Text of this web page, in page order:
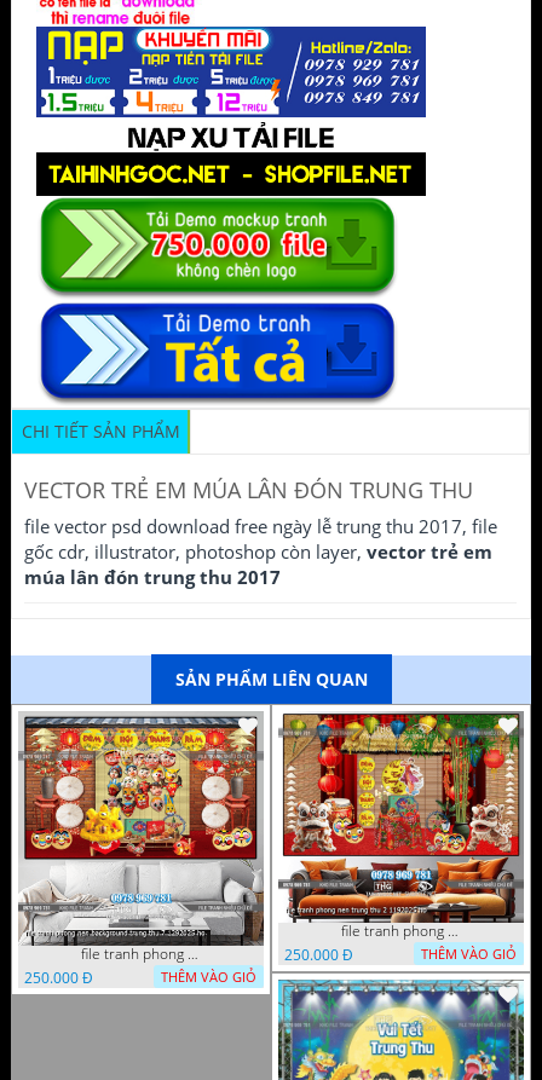
CHI TIẾT SẢN PHẨM
VECTOR TRẺ EM MÚA LÂN ĐÓN TRUNG THU
file vector psd download free ngày lễ trung thu 2017, file
gốc cdr, illustrator, photoshop còn layer, vector trẻ em
múa lân đón trung thu 2017
SẢN PHẨM LIÊN QUAN
file tranh phong nen background trung thu 7 1292025 ho
250.000 Đ
THÊM VÀO GIỎ
file tranh phong nen trung thu 2 1192025 ho
250.000 Đ
THÊM VÀO GIỎ